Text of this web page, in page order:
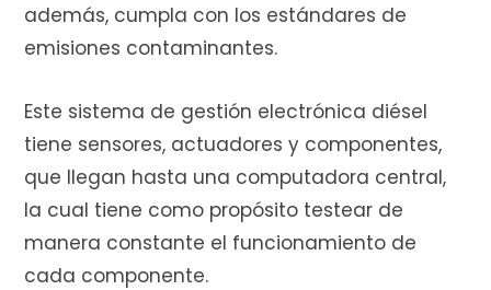
a
además, cumpla con los estándares de
emisiones contaminantes.
Este sistema de gestión electrónica diésel
tiene sensores, actuadores y componentes,
que llegan hasta una computadora central,
la cual tiene como propósito testear de
manera constante el funcionamiento de
cada componente.